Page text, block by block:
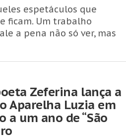
espetáculos que
ficam. Um trabalho
a pena não só ver, mas
Zeferina lança a
Aparelha Luzia em
a um ano de “São